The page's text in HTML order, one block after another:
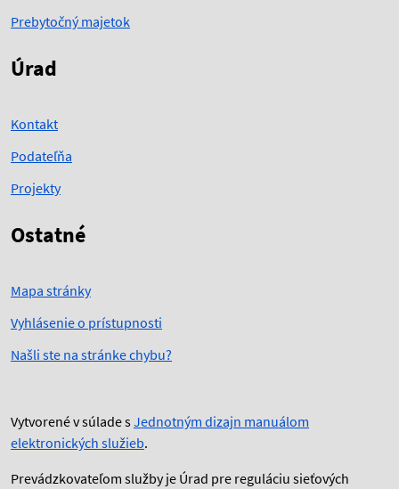
Prebytočný majetok
Úrad
Kontakt
Podateľňa
Projekty
Ostatné
Mapa stránky
Vyhlásenie o prístupnosti
Našli ste na stránke chybu?
Vytvorené v súlade sJednotným dizajn manuálom
elektronických služieb.
Prevádzkovateľom služby je Úrad pre reguláciu sieťových